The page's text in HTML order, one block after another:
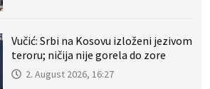
Vučić: Srbi na Kosovu izloženi jezivom
teroru; ničija nije gorela do zore
2. August 2026, 16:27